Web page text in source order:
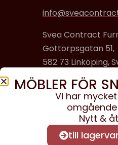
Svea Contract
Gottorpsgatan 51,
582 73 Linköping,
556608-0650
MÖBLER FÖR
Vi har
Nytt &
till